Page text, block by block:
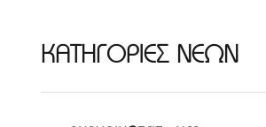
ΚΑΤΗΓΟΡΙΕΣ ΝΕΩΝ